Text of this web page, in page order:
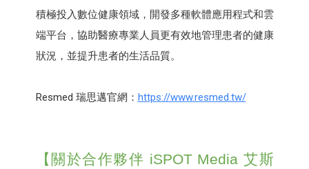
積極投入數位健康領域，開發多種軟體應用程式和雲
端平台，協助醫療專業人員更有效地管理患者的健康
狀況，並提升患者的生活品質。
Resmed 瑞思邁官網： https://www.resmed.tw/
【關於合作夥伴 iSPOT Media 艾斯